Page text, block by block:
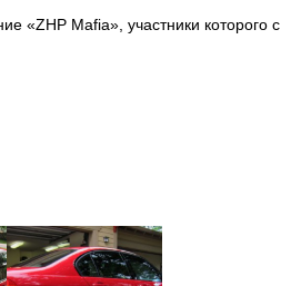
«ZHP Mafia», участники которого с